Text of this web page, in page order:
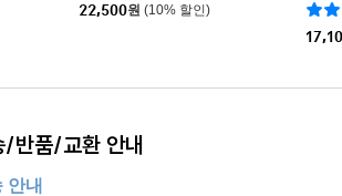
22,500원 (10% 할인)
/반품/교환 안내
안내